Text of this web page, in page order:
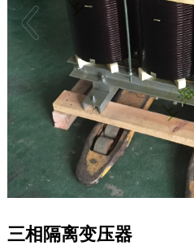
三相隔离变压器